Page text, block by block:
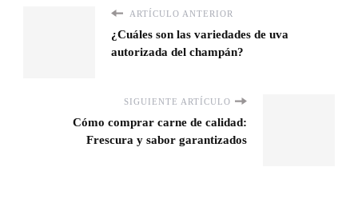
ARTÍCULO ANTERIOR
¿Cuáles son las variedades de uva
autorizada del champán?
SIGUIENTE ARTÍCULO
Cómo comprar carne de calidad:
Frescura y sabor garantizados